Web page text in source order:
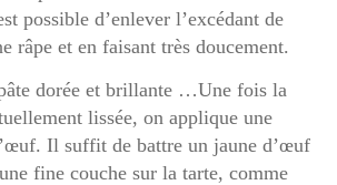
possible d’enlever l’excédant de
râpe et en faisant très doucement.
dorée et brillante …Une fois la
lissée, on applique une
Il suffit de battre un jaune d’œuf
fine couche sur la tarte, comme